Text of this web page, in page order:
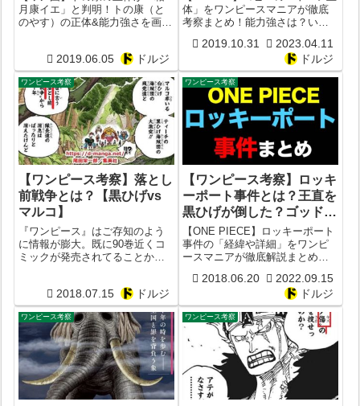
存】
月康イエ」と判明！トの康（と
のやす）の正体&能力強さを画像
デルは徳川家康（松平康定）！
トの康の正体が黒炭オロチと双
子の兄弟だったと判明!?
2019.06.05 ドルジ
強さ】【ヘルメッポ】
【SWORD】【名言】
体」をワンピースマニアが徹底
考察まとめ！能力強さは？いず
正体はDの一族？ヘルメッポの関
係性は？コビーの能力強さは？
声優CVは？
2019.10.31
2023.04.11
ドルジ
ワンピース考察
【ワンピース考察】落とし
前戦争とは？【黒ひげvs
マルコ】
『ワンピース』はご存知のよう
に情報が膨大。既に90巻近くコ
ミックが発売されてることから
も少ないか。そこで今回ドル漫
で取り上げるのが「落とし前戦
争」について徹底的に考察して
いこうと思いま...
2018.07.15 ドルジ
ワンピース考察
【ワンピース考察】ロッキ
ーポート事件とは？王直を
黒ひげが倒した？ゴッドバ
レー事件との関連とは？場
所は海賊島ハチノス？コビ
ーとローが共闘？【真相解
説まとめ】
【ONE PIECE】ロッキーポート
事件の「経緯や詳細」をワンピ
ースマニアが徹底解説まとめ！
ッドバレー事件との関連とは？
場所は海賊島ハチノス？コビー
とローは共闘してた？
2018.06.20
2022.09.15
ドルジ
ワンピース考察 ワンピース考察